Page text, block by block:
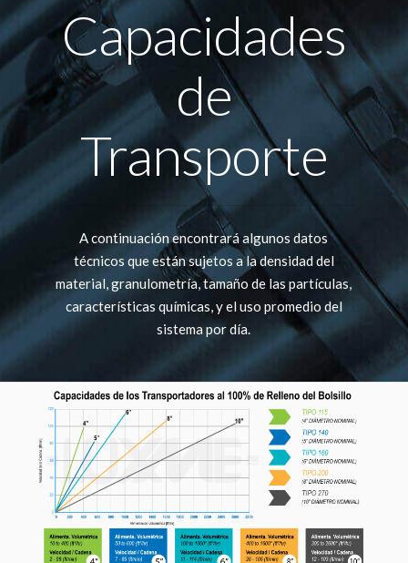
Capacidades
de
Transporte
A continuación encontrará algunos datos
técnicos que están sujetos a la densidad del
material, granulometría, tamaño de las partículas,
características químicas, y el uso promedio del
sistema por día.